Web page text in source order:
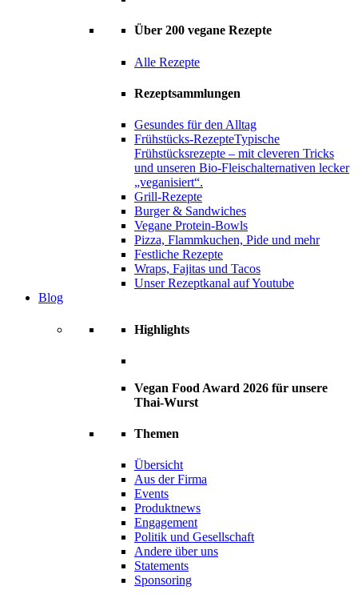
Über 200 vegane Rezepte
Alle Rezepte
Rezeptsammlungen
Gesundes für den Alltag
Frühstücks-RezepteTypische
Frühstücksrezepte – mit cleveren Tricks
und unseren Bio-Fleischalternativen lecker
„veganisiert“.
Grill-Rezepte
Burger & Sandwiches
Vegane Protein-Bowls
Pizza, Flammkuchen, Pide und mehr
Festliche Rezepte
Wraps, Fajitas und Tacos
Unser Rezeptkanal auf Youtube
Blog
Highlights
Vegan Food Award 2026 für unsere
Thai-Wurst
Themen
Übersicht
Aus der Firma
Events
Produktnews
Engagement
Politik und Gesellschaft
Andere über uns
Statements
Sponsoring